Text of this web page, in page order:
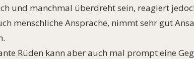
und manchmal überdreht sein, reagiert
menschliche Ansprache, nimmt sehr gut
Rüden kann aber auch mal prompt eine